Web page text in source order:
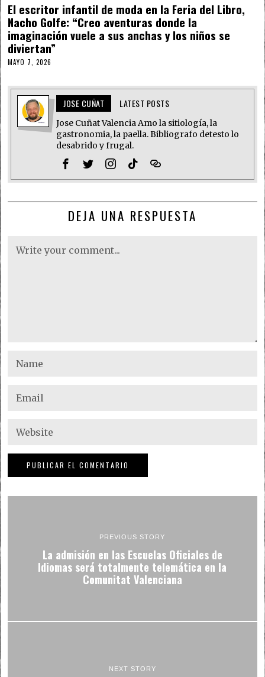
El escritor infantil de moda en la Feria del Libro,
Nacho Golfe: “Creo aventuras donde la
imaginación vuele a sus anchas y los niños se
diviertan”
MAYO 7, 2026
JOSE CUÑAT LATEST POSTS
Jose Cuñat Valencia Amo la sitiología, la
gastronomia, la paella. Bibliografo detesto lo
desabrido y frugal.
DEJA UNA RESPUESTA
PREVIOUS STORY
La admisión en las Escuelas Oficiales de
Idiomas será totalmente telemática en la
Comunitat Valenciana
NEXT STORY